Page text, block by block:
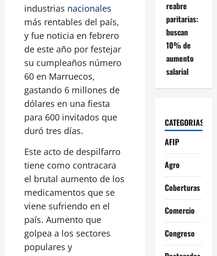
industrias nacionales
más rentables del país,
y fue noticia en febrero
de este año por festejar
su cumpleaños número
60 en Marruecos,
gastando 6 millones de
dólares en una fiesta
para 600 invitados que
duró tres días.
Este acto de despilfarro
tiene como contracara
el brutal aumento de los
medicamentos que se
viene sufriendo en el
país. Aumento que
golpea a los sectores
populares y
reabre
paritarias:
buscan
10% de
aumento
salarial
CATEGORIAS
AFIP
Agro
Coberturas
Comercio
Congreso